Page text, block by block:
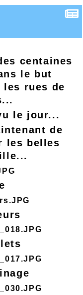
centaines
le but
rues de
le jour...
de
les belles